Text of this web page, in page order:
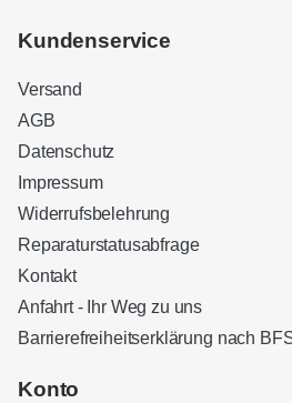
Kundenservice
Versand
AGB
Datenschutz
Impressum
Widerrufsbelehrung
Reparaturstatusabfrage
Kontakt
Anfahrt - Ihr Weg zu uns
Barrierefreiheitserklärung nach
Konto